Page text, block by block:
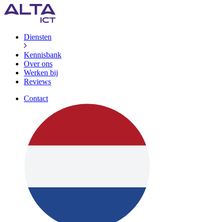
Diensten
Kennisbank
Over ons
Werken bij
Reviews
Contact